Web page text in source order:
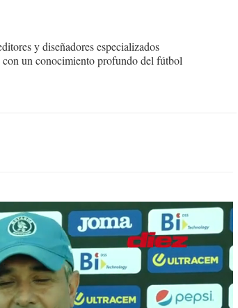
y diseñadores especializados
con un conocimiento profundo del fútbol